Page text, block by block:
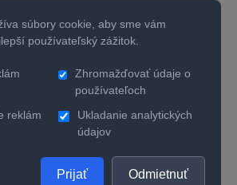
súbory cookie, aby sme vám
používateľský zážitok.
Zhromažďovať údaje o
používateľoch
reklám
Ukladanie analytických
údajov
Prijať Odmietnuť